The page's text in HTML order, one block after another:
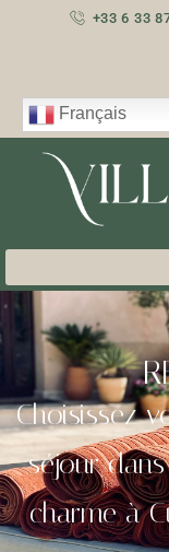
+33 6 33
Français
Choisissez
séjour
charme à